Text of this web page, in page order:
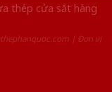
thép cửa sắt hàng
| Đơn vị